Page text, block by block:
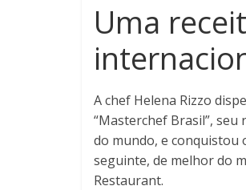
Uma
A chef Helena Rizzo
“Masterchef Brasil”,
do mundo, e conquistou
seguinte, de melhor do
Restaurant.